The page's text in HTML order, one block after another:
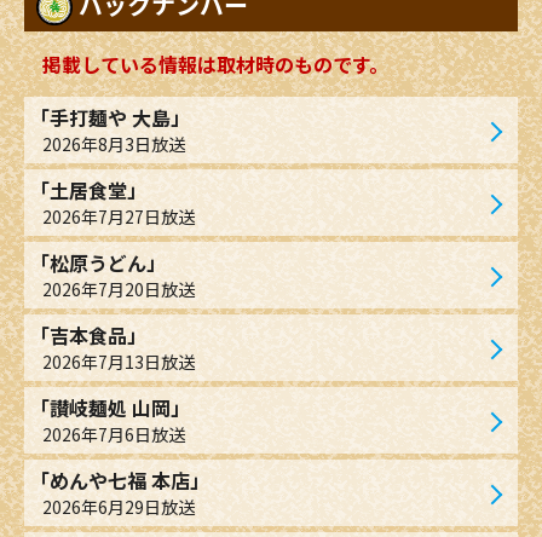
掲載している情報は取材時のものです。
「手打麺や 大島」
2026年8月3日放送
「土居食堂」
2026年7月27日放送
「松原うどん」
2026年7月20日放送
「吉本食品」
2026年7月13日放送
「讃岐麺処 山岡」
2026年7月6日放送
「めんや七福 本店」
2026年6月29日放送